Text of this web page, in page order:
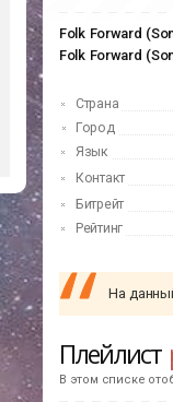
Folk Forward
Folk Forward
Страна
Город
Язык
Контакт
Битрейт
Рейтинг
На
Плейлист
В этом списке